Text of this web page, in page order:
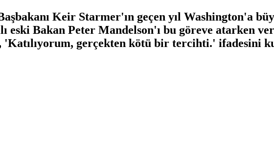
Keir Starmer'ın geçen yıl Washington'a
eski Bakan Peter Mandelson'ı bu göreve atarken
gerçekten kötü bir tercihti.' ifadesini